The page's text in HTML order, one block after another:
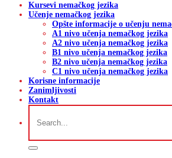
Kursevi nemačkog jezika
Učenje nemačkog jezika
Opšte informacije o učenju
A1 nivo učenja nemačkog jezika
A2 nivo učenja nemačkog jezika
B1 nivo učenja nemačkog jezika
B2 nivo učenja nemačkog jezika
C1 nivo učenja nemačkog jezika
Korisne informacije
Zanimljivosti
Kontakt